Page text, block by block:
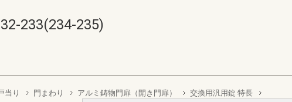
233(234-235)
当り 門まわり アルミ鋳物門扉（開き門扉） 交換用汎用錠 特長